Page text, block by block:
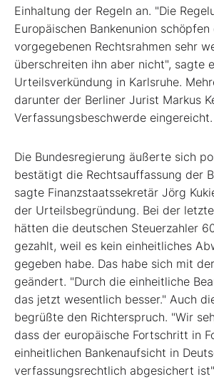
Einhaltung der Regeln an. "Die
Europäischen Bankenunion schöpfen
vorgegebenen Rechtsrahmen sehr
überschreiten ihn aber nicht", sagte
Urteilsverkündung in Karlsruhe.
darunter der Berliner Jurist Markus
Verfassungsbeschwerde eingereicht.
Die Bundesregierung äußerte sich
bestätigt die Rechtsauffassung der
sagte Finanzstaatssekretär Jörg
der Urteilsbegründung. Bei der
hätten die deutschen Steuerzahler
gezahlt, weil es kein einheitliches
gegeben habe. Das habe sich mit
geändert. "Durch die einheitliche
das jetzt wesentlich besser." Auch
begrüßte den Richterspruch. "Wir
dass der europäische Fortschritt in
einheitlichen Bankenaufsicht in
verfassungsrechtlich abgesichert